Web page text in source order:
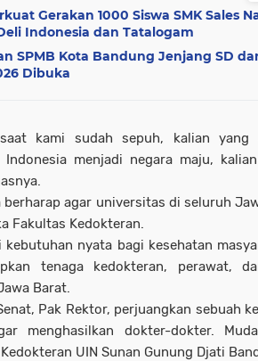
Gerakan 1000 Siswa SMK Sales
Indonesia dan Tatalogam
SPMB Kota Bandung Jenjang SD
Dibuka
kami sudah sepuh, kalian yang
Indonesia menjadi negara maju,
berharap agar universitas di seluruh
Fakultas Kedokteran.
kebutuhan nyata bagi kesehatan
tenaga kedokteran, perawat,
Barat.
Pak Rektor, perjuangkan sebuah
menghasilkan dokter-dokter.
UIN Sunan Gunung Djati